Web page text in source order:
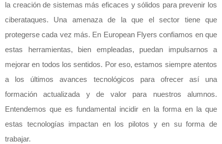
la creación de sistemas más eficaces y sólidos para prevenir los
ciberataques. Una amenaza de la que el sector tiene que
protegerse cada vez más. En European Flyers confiamos en que
estas herramientas, bien empleadas, puedan impulsarnos a
mejorar en todos los sentidos. Por eso, estamos siempre atentos
a los últimos avances tecnológicos para ofrecer así una
formación actualizada y de valor para nuestros alumnos.
Entendemos que es fundamental incidir en la forma en la que
estas tecnologías impactan en los pilotos y en su forma de
trabajar.